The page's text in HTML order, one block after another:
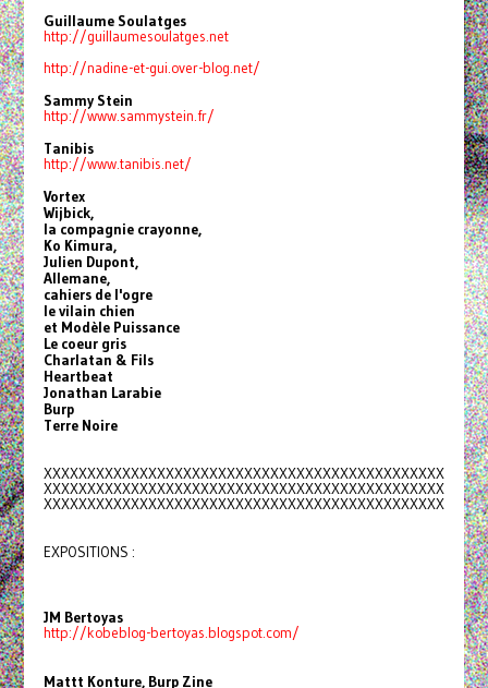
Guillaume Soulatges
http://guillaumesoulatges.net
http://nadine-et-gui.over-blog.net/
Sammy Stein
http://www.sammystein.fr/
Tanibis
http://www.tanibis.net/
Vortex
Wijbick,
la compagnie crayonne,
Ko Kimura,
Julien Dupont,
Allemane,
cahiers de l'ogre
le vilain chien
et Modèle Puissance
Le coeur gris
Charlatan & Fils
Heartbeat
Jonathan Larabie
Burp
Terre Noire
XXXXXXXXXXXXXXXXXXXXXXXXXXXXXXXXXXXXXXXXXXXXXX
XXXXXXXXXXXXXXXXXXXXXXXXXXXXXXXXXXXXXXXXXXXXXX
XXXXXXXXXXXXXXXXXXXXXXXXXXXXXXXXXXXXXXXXXXXXXX
EXPOSITIONS :
JM Bertoyas
http://kobeblog-bertoyas.blogspot.com/
Mattt Konture, Burp Zine